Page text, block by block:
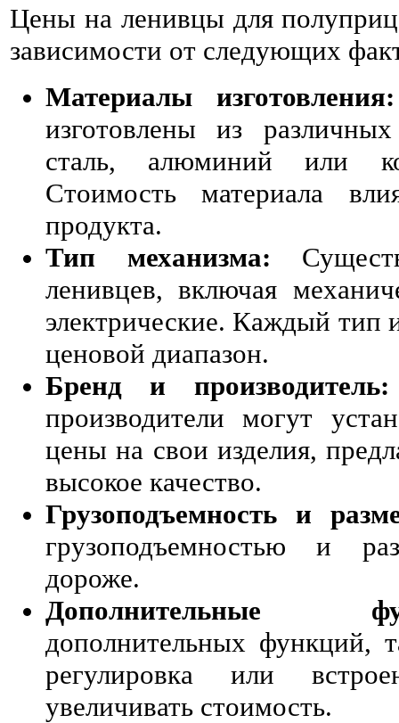
Цены на ленивцы для
зависимости от следующих
Материалы изготовления:
изготовлены из
сталь, алюминий или
Стоимость материала
продукта.
Тип механизма:
ленивцев, включая
электрические. Каждый тип
ценовой диапазон.
Бренд и производитель:
производители могут
цены на свои изделия,
высокое качество.
Грузоподъемность и
грузоподъемностью и
дороже.
Дополнительные
дополнительных функций,
регулировка или
увеличивать стоимость.